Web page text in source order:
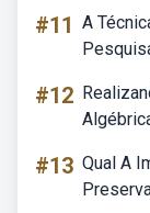
#11 A
#12
#13 Qual A